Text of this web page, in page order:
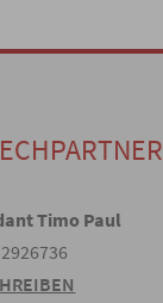
Timo Paul